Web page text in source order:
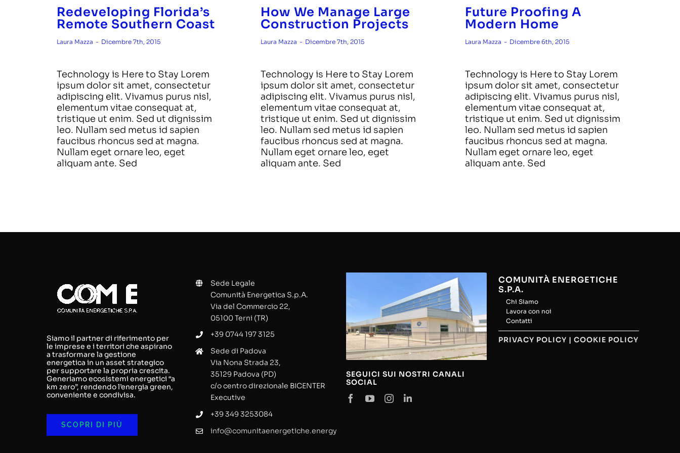
Lavora con noi
Redeveloping Florida’s
Remote Southern Coast
Laura Mazza - Dicembre 7th, 2015
Technology is Here to Stay Lorem
ipsum dolor sit amet, consectetur
adipiscing elit. Vivamus purus nisl,
elementum vitae consequat at,
tristique ut enim. Sed ut dignissim
leo. Nullam sed metus id sapien
faucibus rhoncus sed at magna.
Nullam eget ornare leo, eget
aliquam ante. Sed
How We Manage Large
Construction Projects
Laura Mazza - Dicembre 7th, 2015
Technology is Here to Stay Lorem
ipsum dolor sit amet, consectetur
adipiscing elit. Vivamus purus nisl,
elementum vitae consequat at,
tristique ut enim. Sed ut dignissim
leo. Nullam sed metus id sapien
faucibus rhoncus sed at magna.
Nullam eget ornare leo, eget
aliquam ante. Sed
Future Proofing A
Modern Home
Laura Mazza - Dicembre 6th, 2015
Technology is Here to Stay Lorem
ipsum dolor sit amet, consectetur
adipiscing elit. Vivamus purus nisl,
elementum vitae consequat at,
tristique ut enim. Sed ut dignissim
leo. Nullam sed metus id sapien
faucibus rhoncus sed at magna.
Nullam eget ornare leo, eget
aliquam ante. Sed
Siamo il partner di riferimento per
le imprese e i territori che aspirano
a trasformare la gestione
energetica in un asset strategico
per supportare la propria crescita.
Generiamo ecosistemi energetici “a
km zero”, rendendo l’energia green,
conveniente e condivisa.
SCOPRI DI PIÙ
Sede Legale
Comunità Energetica S.p.A.
Via del Commercio 22,
05100 Terni (TR)
+39 0744 197 3125
Sede di Padova
Via Nona Strada 23,
35129 Padova (PD)
c/o centro direzionale BICENTER
Executive
+39 349 3253084
info@comunitaenergetiche.energy
SEGUICI SUI NOSTRI CANALI
SOCIAL
COMUNITÀ ENERGETICHE
S.P.A.
Chi Siamo
Lavora con noi
Contatti
PRIVACY POLICY |COOKIE POLICY